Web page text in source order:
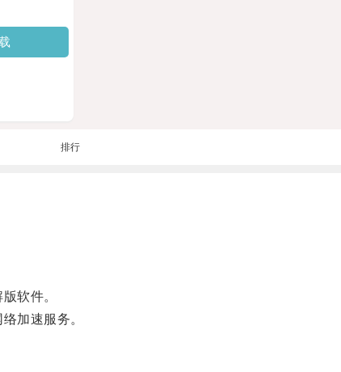
排行
软件。
加速服务。